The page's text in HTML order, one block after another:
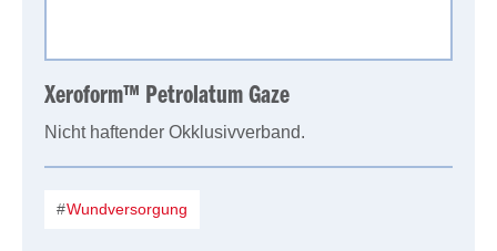
Xeroform™ Petrolatum Gaze
Nicht haftender Okklusivverband.
Wundversorgung